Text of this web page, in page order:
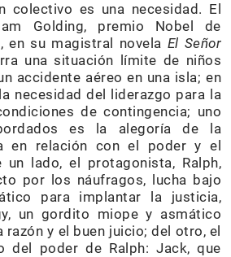
colectivo es una necesidad. El
Golding, premio Nobel de
en su magistral novela El Señor
una situación límite de niños
accidente aéreo en una isla; en
necesidad del liderazgo para la
de contingencia; uno
es la alegoría de la
en relación con el poder y el
un lado, el protagonista, Ralph,
por los náufragos, lucha bajo
para implantar la justicia,
un gordito miope y asmático
razón y el buen juicio; del otro, el
del poder de Ralph: Jack, que